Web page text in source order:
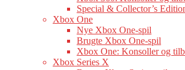
Special & Collector’s
Xbox One
Nye Xbox One-spil
Brugte Xbox One-spil
Xbox One: Konsoller og
Xbox Series X